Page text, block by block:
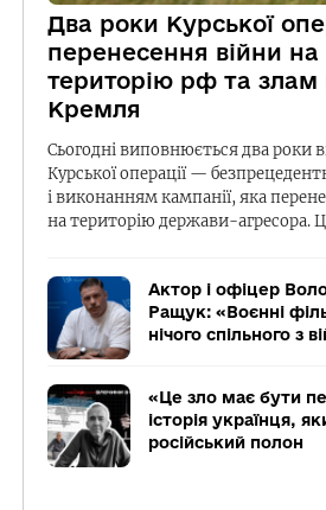
Два роки Курської
перенесення війни на
територію рф та злам
Кремля
Сьогодні виповнюється два роки
Курської операції —
і виконанням кампанії, яка
на територію держави-агресора.
Актор і офіцер
Ращук: «Воєнні
нічого спільного з
«Це зло має бути
історія українця,
російський полон